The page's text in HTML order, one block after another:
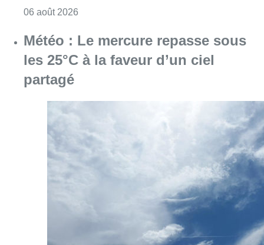
06 août 2026
Météo : Le mercure repasse sous
les 25°C à la faveur d’un ciel
partagé